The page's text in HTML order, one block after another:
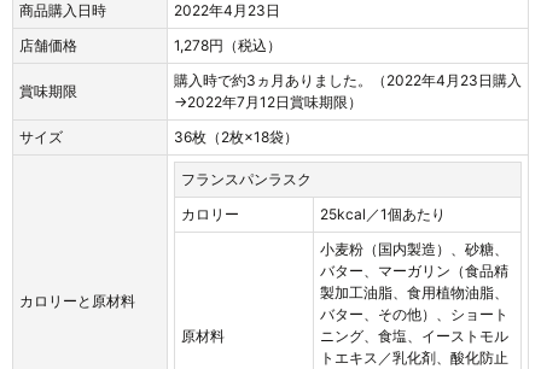
商品購入日時
2022年4月23日
店舗価格
1,278円（税込）
賞味期限
購入時で約3ヵ月ありました。（2022年4月23日購入
→2022年7月12日賞味期限）
サイズ
36枚（2枚×18袋）
カロリーと原材料
フランスパンラスク
カロリー
25kcal／1個あたり
原材料
小麦粉（国内製造）、砂糖、
バター、マーガリン（食品精
製加工油脂、食用植物油脂、
バター、その他）、ショート
ニング、食塩、イーストモル
トエキス／乳化剤、酸化防止